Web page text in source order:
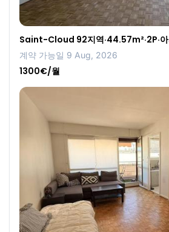
Saint-Cloud 92지역·44.57m²·2P·아
계약 가능일 9 Aug, 2026
1300€/월